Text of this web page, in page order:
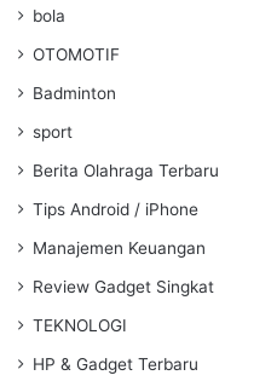
bola
OTOMOTIF
Badminton
sport
Berita Olahraga Terbaru
Tips Android / iPhone
Manajemen Keuangan
Review Gadget Singkat
TEKNOLOGI
HP & Gadget Terbaru